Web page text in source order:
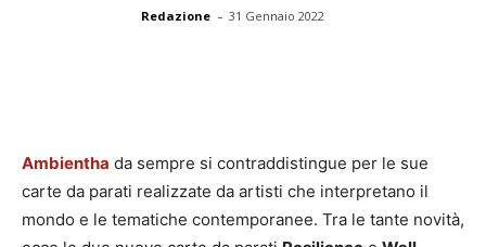
Redazione - 31 Gennaio 2022
Ambientha da sempre si contraddistingue per le sue
carte da parati realizzate da artisti che interpretano il
mondo e le tematiche contemporanee. Tra le tante novità,